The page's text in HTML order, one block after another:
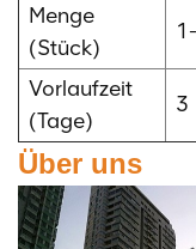
Menge
(Stück)
Vorlaufzeit
(Tage)
3
Über uns